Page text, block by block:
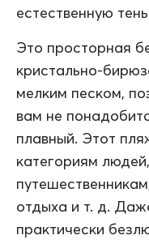
естественную
Это просторная
кристально-
мелким песком,
вам не
плавный. Этот
категориям
отдыха и т. д.
практически